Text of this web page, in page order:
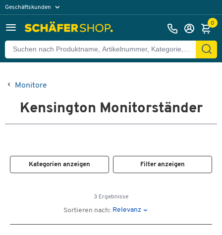
Geschäftskunden
0
Monitore
Kensington Monitorständer
Kategorien anzeigen Filter anzeigen
3 Ergebnisse
Sortieren nach: Relevanz